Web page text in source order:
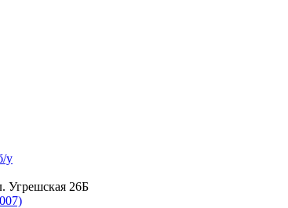
Угрешская 26Б